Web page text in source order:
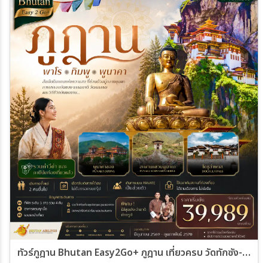
โซน
ประเทศ
เมือง
สายการบิน
ตั้งแต่วันที่
ถึงวันที่
ทัวร์ภูฎาน Bhutan Easy2Go+ ภูฎาน เที่ยวครบ วัดทักซัง-พาโร-ทิมพู-พูนาคา 5วัน 4คืน (B3)